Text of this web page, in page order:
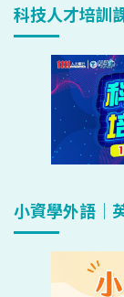
科技人才培訓
小資學外語｜